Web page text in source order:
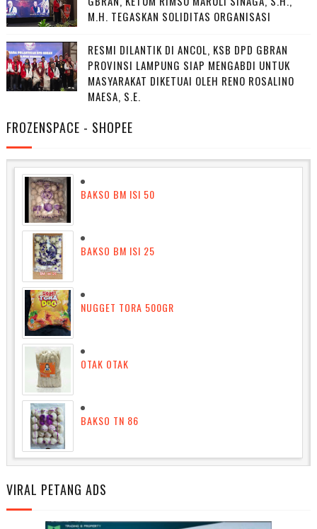
M.H. TEGASKAN SOLIDITAS ORGANISASI
RESMI DILANTIK DI ANCOL, KSB DPD GBRAN
PROVINSI LAMPUNG SIAP MENGABDI UNTUK
MASYARAKAT DIKETUAI OLEH RENO ROSALINO
MAESA, S.E.
FROZENSPACE - SHOPEE
BAKSO BM ISI 50
BAKSO BM ISI 25
NUGGET TORA 500GR
OTAK OTAK
BAKSO TN 86
VIRAL PETANG ADS